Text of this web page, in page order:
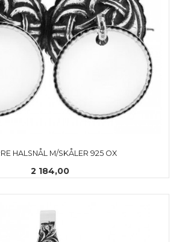
HALSNÅL M/SKÅLER 925 OX
Pris
2 184,00